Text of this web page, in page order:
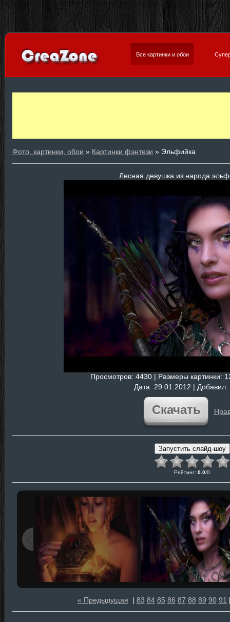
Все картинки и обои
Фото, картинки, обои » Картинки фэнтези » Эльфийка
Лесная девушка из народа
Просмотров: 4430 | Размеры картинки:
Дата: 29.01.2012 | Добавил:
Скачать
Рейтинг: 0.0/0
« Предыдущая | 83 84 85 86 87 88 89 90 91